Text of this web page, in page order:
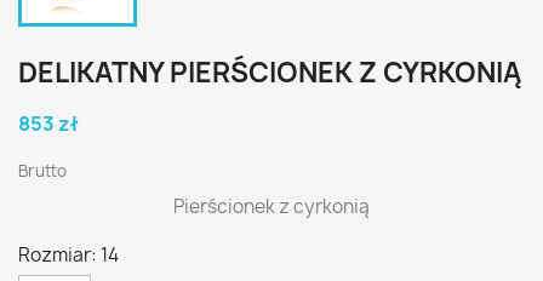
DELIKATNY PIERŚCIONEK Z CYRKONIĄ
853 zł
Brutto
Pierścionek z cyrkonią
Rozmiar: 14